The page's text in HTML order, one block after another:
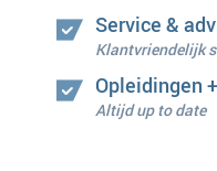
Service &
Klantvriendelijk
Opleidingen
Altijd up to date